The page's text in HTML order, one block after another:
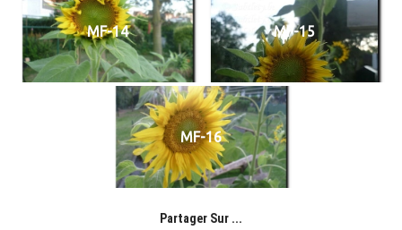
MF-14 MF-15
MF-16
Partager Sur ...